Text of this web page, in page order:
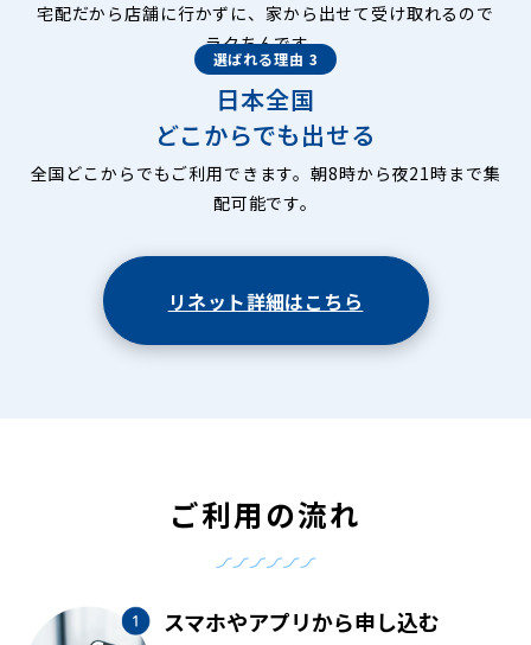
宅配だから店舗に行かずに、家から出せて受け取れるので
ラクちんです。
選ばれる理由 3
日本全国
どこからでも出せる
全国どこからでもご利用できます。朝8時から夜21時まで集
配可能です。
リネット詳細はこちら
ご利用の流れ
スマホやアプリから申し込む